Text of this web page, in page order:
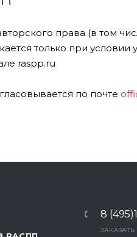
права (в том
только при
raspp.ru
по почте
8